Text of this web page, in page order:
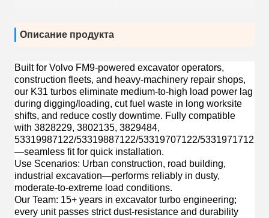
Описание продукта
Built for Volvo FM9-powered excavator operators,
construction fleets, and heavy-machinery repair shops,
our K31 turbos eliminate medium-to-high load power lag
during digging/loading, cut fuel waste in long worksite
shifts, and reduce costly downtime. Fully compatible
with 3828229, 3802135, 3829484,
53319987122/53319887122/53319707122/53319717122
—seamless fit for quick installation.
Use Scenarios: Urban construction, road building,
industrial excavation—performs reliably in dusty,
moderate-to-extreme load conditions.
Our Team: 15+ years in excavator turbo engineering;
every unit passes strict dust-resistance and durability